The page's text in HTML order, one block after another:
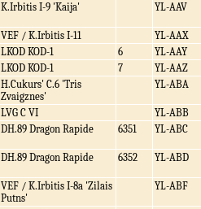
K.Irbitis I-9 'Kaija' YL-AAV
VEF / K.Irbitis I-11 YL-AAX
LKOD KOD-1 6 YL-AAY
LKOD KOD-1 7 YL-AAZ
H.Cukurs' C.6 'Tris
Zvaigznes'
YL-ABA
LVG C VI YL-ABB
DH.89 Dragon Rapide 6351 YL-ABC
DH.89 Dragon Rapide 6352 YL-ABD
VEF / K.Irbitis I-8a 'Zilais
Putns'
YL-ABF